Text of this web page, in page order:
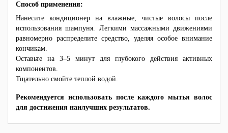
Способ применения:
Нанесите кондиционер на влажные, чистые волосы после
использования шампуня. Легкими массажными движениями
равномерно распределите средство, уделяя особое внимание
кончикам.
Оставьте на 3–5 минут для глубокого действия активных
компонентов.
Тщательно смойте теплой водой.
Рекомендуется использовать после каждого мытья волос
для достижения наилучших результатов.